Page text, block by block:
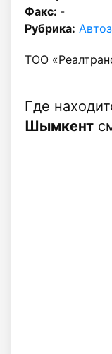
Факс: -
Рубрика:
ТОО
Где
Шымкент